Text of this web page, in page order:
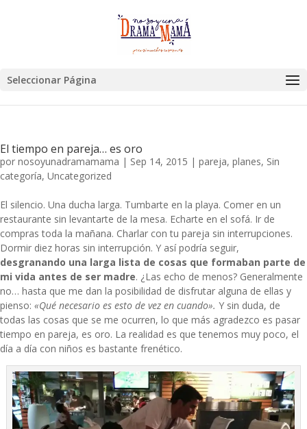
Seleccionar Página
El tiempo en pareja… es oro
por nosoyunadramamama | Sep 14, 2015 | pareja, planes, Sin
categoría, Uncategorized
El silencio. Una ducha larga. Tumbarte en la playa. Comer en un
restaurante sin levantarte de la mesa. Echarte en el sofá. Ir de
compras toda la mañana. Charlar con tu pareja sin interrupciones.
Dormir diez horas sin interrupción. Y así podría seguir,
desgranando una larga lista de cosas que formaban parte de
mi vida antes de ser madre. ¿Las echo de menos? Generalmente
no… hasta que me dan la posibilidad de disfrutar alguna de ellas y
pienso: «Qué necesario es esto de vez en cuando». Y sin duda, de
todas las cosas que se me ocurren, lo que más agradezco es pasar
tiempo en pareja, es oro. La realidad es que tenemos muy poco, el
día a día con niños es bastante frenético.